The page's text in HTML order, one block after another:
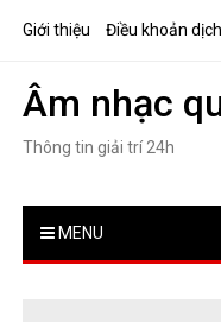
Giới thiệu Điều khoản
Âm nhạc
Thông tin giải trí 24h
MENU